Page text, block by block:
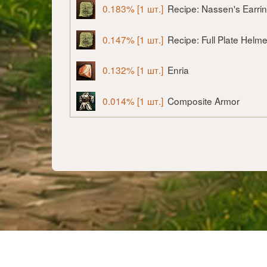
0.183% [1 шт.] Recipe: Nassen's
0.147% [1 шт.] Recipe: Full Plate
0.132% [1 шт.] Enria
0.014% [1 шт.] Composite Armor